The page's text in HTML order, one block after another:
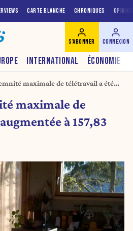
CARTE BLANCHE CHRONIQUES
INTERNATIONAL ÉCONOMIE
S'ABONNER CONNEXION
maximale de télétravail a été
maximale de
à 157,83